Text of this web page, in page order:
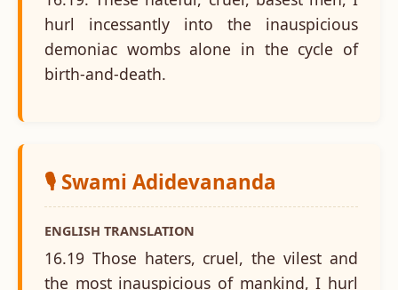
hurl incessantly into the inauspicious
demoniac wombs alone in the cycle of
birth-and-death.
🎙️ Swami Adidevananda
ENGLISH TRANSLATION
16.19 Those haters, cruel, the vilest and
the most inauspicious of mankind, I hurl